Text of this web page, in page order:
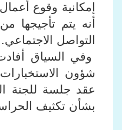
إمكانية وقوع
أنه يتم
التواصل الاجتماعي.
وفي السياق
شؤون
عقد جلسة للجنة
بشأن تكثيف